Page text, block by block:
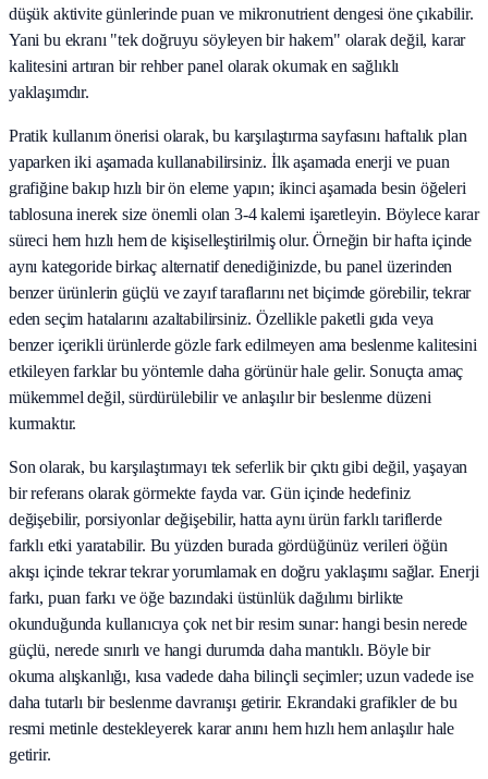
düşük aktivite günlerinde puan ve mikronutrient dengesi öne çıkabilir.
Yani bu ekranı "tek doğruyu söyleyen bir hakem" olarak değil, karar
kalitesini artıran bir rehber panel olarak okumak en sağlıklı
yaklaşımdır.
Pratik kullanım önerisi olarak, bu karşılaştırma sayfasını haftalık plan
yaparken iki aşamada kullanabilirsiniz. İlk aşamada enerji ve puan
grafiğine bakıp hızlı bir ön eleme yapın; ikinci aşamada besin öğeleri
tablosuna inerek size önemli olan 3-4 kalemi işaretleyin. Böylece karar
süreci hem hızlı hem de kişiselleştirilmiş olur. Örneğin bir hafta içinde
aynı kategoride birkaç alternatif denediğinizde, bu panel üzerinden
benzer ürünlerin güçlü ve zayıf taraflarını net biçimde görebilir, tekrar
eden seçim hatalarını azaltabilirsiniz. Özellikle paketli gıda veya
benzer içerikli ürünlerde gözle fark edilmeyen ama beslenme kalitesini
etkileyen farklar bu yöntemle daha görünür hale gelir. Sonuçta amaç
mükemmel değil, sürdürülebilir ve anlaşılır bir beslenme düzeni
kurmaktır.
Son olarak, bu karşılaştırmayı tek seferlik bir çıktı gibi değil, yaşayan
bir referans olarak görmekte fayda var. Gün içinde hedefiniz
değişebilir, porsiyonlar değişebilir, hatta aynı ürün farklı tariflerde
farklı etki yaratabilir. Bu yüzden burada gördüğünüz verileri öğün
akışı içinde tekrar tekrar yorumlamak en doğru yaklaşımı sağlar. Enerji
farkı, puan farkı ve öğe bazındaki üstünlük dağılımı birlikte
okunduğunda kullanıcıya çok net bir resim sunar: hangi besin nerede
güçlü, nerede sınırlı ve hangi durumda daha mantıklı. Böyle bir
okuma alışkanlığı, kısa vadede daha bilinçli seçimler; uzun vadede ise
daha tutarlı bir beslenme davranışı getirir. Ekrandaki grafikler de bu
resmi metinle destekleyerek karar anını hem hızlı hem anlaşılır hale
getirir.